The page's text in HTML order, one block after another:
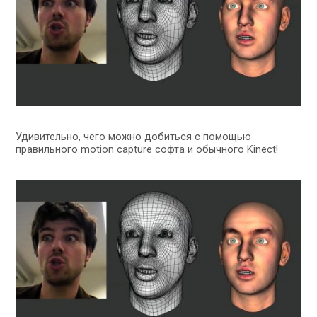
Удивительно, чего можно добиться с помощью
правильного motion capture софта и обычного Kinect!